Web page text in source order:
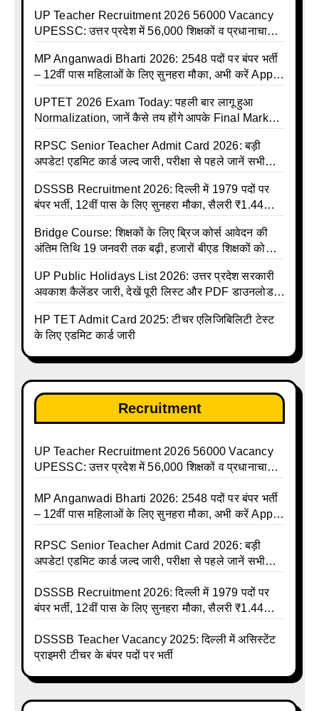
UP Teacher Recruitment 2026 56000 Vacancy
UPESSC: उत्तर प्रदेश में 56,000 शिक्षकों व प्रधानाचार्यों
MP Anganwadi Bharti 2026: 2548 पदों पर बंपर भर्ती
– 12वीं पास महिलाओं के लिए सुनहरा मौका, अभी करें Apply
UPTET 2026 Exam Today: पहली बार लागू हुआ
Normalization, जानें कैसे तय होंगे आपके Final Marks
RPSC Senior Teacher Admit Card 2026: बड़ी
अपडेट! एडमिट कार्ड जल्द जारी, परीक्षा से पहले जानें सभी
DSSSB Recruitment 2026: दिल्ली में 1979 पदों पर
बंपर भर्ती, 12वीं पास के लिए सुनहरा मौका, सैलरी ₹1.44
Bridge Course: शिक्षकों के लिए ब्रिज कोर्स आवेदन की
अंतिम तिथि 19 जनवरी तक बढ़ी, हजारों बीएड शिक्षकों को
UP Public Holidays List 2026: उत्तर प्रदेश सरकारी
अवकाश कैलेंडर जारी, देखें पूरी लिस्ट और PDF डाउनलोड
talika | Sarkari Avkash Talika | Up Holidays List |
Holidays Calendar
HP TET Admit Card 2025: टीचर एलिजिबिलिटी टेस्ट
के लिए एडमिट कार्ड जारी
Recruitment
UP Teacher Recruitment 2026 56000 Vacancy
UPESSC: उत्तर प्रदेश में 56,000 शिक्षकों व प्रधानाचार्यों
MP Anganwadi Bharti 2026: 2548 पदों पर बंपर भर्ती
– 12वीं पास महिलाओं के लिए सुनहरा मौका, अभी करें Apply
RPSC Senior Teacher Admit Card 2026: बड़ी
अपडेट! एडमिट कार्ड जल्द जारी, परीक्षा से पहले जानें सभी
DSSSB Recruitment 2026: दिल्ली में 1979 पदों पर
बंपर भर्ती, 12वीं पास के लिए सुनहरा मौका, सैलरी ₹1.44
DSSSB Teacher Vacancy 2025: दिल्ली में असिस्टेंट
प्राइमरी टीचर के बंपर पदों पर भर्ती